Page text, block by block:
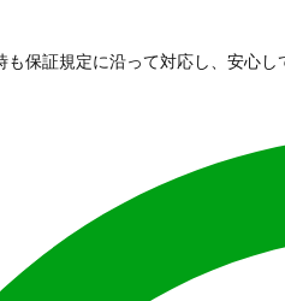
保証規定に沿って対応し、安心